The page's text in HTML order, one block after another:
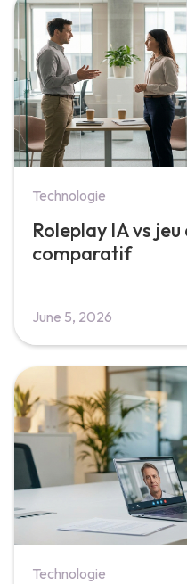
Technologie
Roleplay IA vs
comparatif
June 5, 2026
Technologie